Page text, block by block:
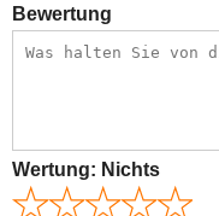
Bewertung
Wertung: Nichts